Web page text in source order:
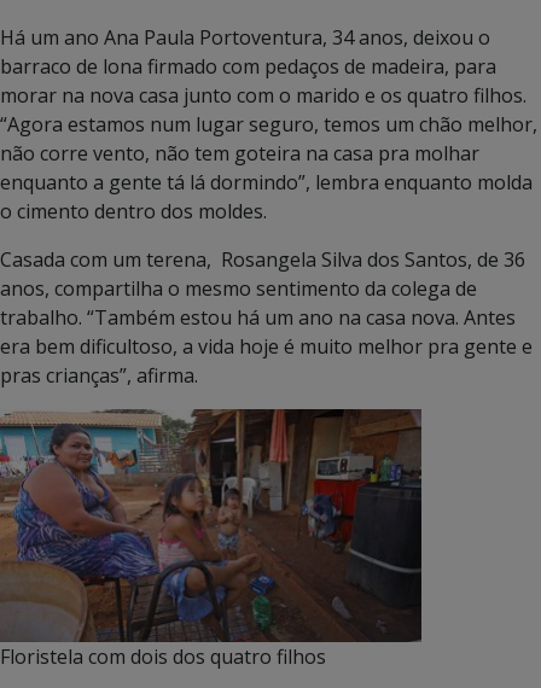
Há um ano Ana Paula Portoventura, 34 anos, deixou o
barraco de lona firmado com pedaços de madeira, para
morar na nova casa junto com o marido e os quatro filhos.
“Agora estamos num lugar seguro, temos um chão melhor,
não corre vento, não tem goteira na casa pra molhar
enquanto a gente tá lá dormindo”, lembra enquanto molda
o cimento dentro dos moldes.
Casada com um terena, Rosangela Silva dos Santos, de 36
anos, compartilha o mesmo sentimento da colega de
trabalho. “Também estou há um ano na casa nova. Antes
era bem dificultoso, a vida hoje é muito melhor pra gente e
pras crianças”, afirma.
Floristela com dois dos quatro filhos